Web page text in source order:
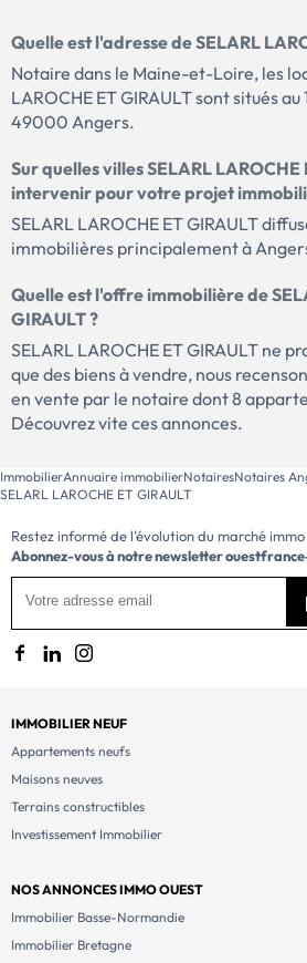
Quelle est l'adresse de SELARL
Notaire dans le Maine-et-Loire, les
LAROCHE ET GIRAULT sont situés
49000 Angers.
Sur quelles villes SELARL LAROCHE
intervenir pour votre projet
SELARL LAROCHE ET GIRAULT
immobilières principalement à
Quelle est l'offre immobilière de
GIRAULT ?
SELARL LAROCHE ET GIRAULT ne
que des biens à vendre, nous
en vente par le notaire dont 8
Découvrez vite ces annonces.
ImmobilierAnnuaire immobilierNotairesNotaires
SELARL LAROCHE ET GIRAULT
Restez informé de l'évolution du marché immo
Abonnez-vous à notre newsletter
IMMOBILIER NEUF
Appartements neufs
Maisons neuves
Terrains constructibles
Investissement Immobilier
NOS ANNONCES IMMO OUEST
Immobilier Basse-Normandie
Immobilier Bretagne